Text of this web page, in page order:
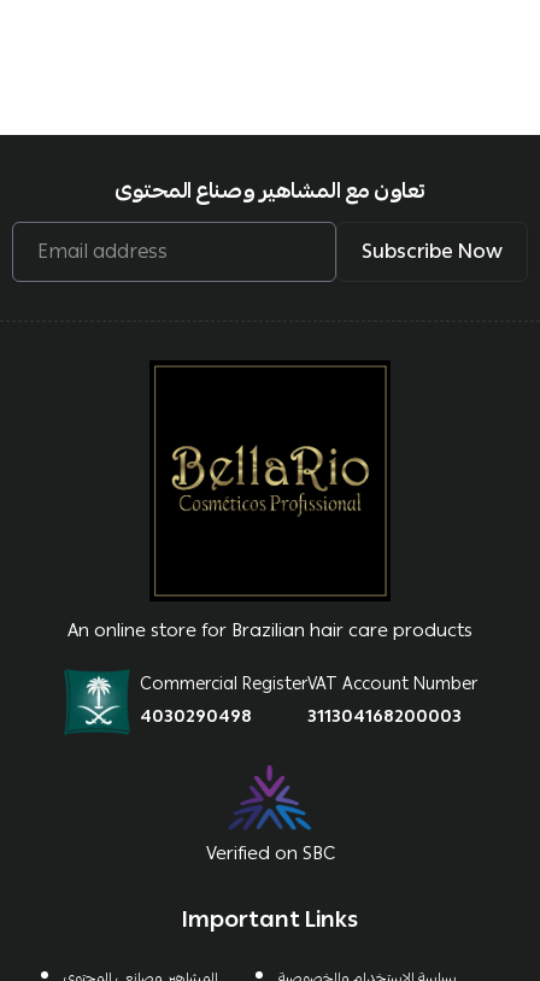
تعاون مع المشاهير وصناع المحتوى
Email address Subscribe Now
Important Links
An online store for Brazilian hair care products
Commercial Register
4030290498
VAT Account Number
311304168200003
Verified on SBC